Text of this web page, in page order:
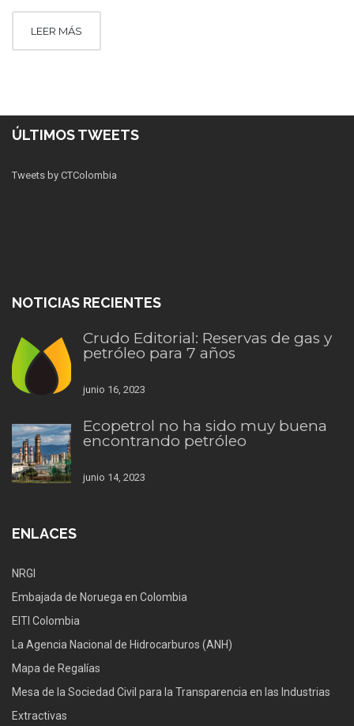
LEER MÁS
ÚLTIMOS TWEETS
Tweets by CTColombia
NOTICIAS RECIENTES
Crudo Editorial: Reservas de gas y
petróleo para 7 años
junio 16, 2023
Ecopetrol no ha sido muy buena
encontrando petróleo
junio 14, 2023
ENLACES
NRGI
Embajada de Noruega en Colombia
EITI Colombia
La Agencia Nacional de Hidrocarburos (ANH)
Mapa de Regalías
Mesa de la Sociedad Civil para la Transparencia en las Industrias
Extractivas